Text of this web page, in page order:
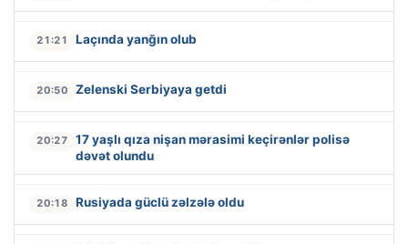
21:21 Laçında yanğın olub
20:50 Zelenski Serbiyaya getdi
20:27
17 yaşlı qıza nişan mərasimi keçirənlər polisə
dəvət olundu
20:18 Rusiyada güclü zəlzələ oldu